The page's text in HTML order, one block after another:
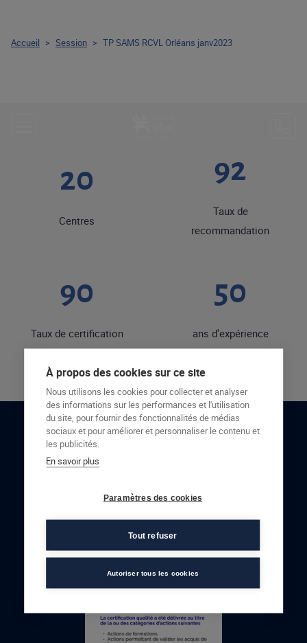
20
Centres
92
Taux de
recommandation
90
Taux de certification
50
ans d'expérience
RESTONS EN CONTACT
Accueil > Session > TP SAMS RCVL Orléans janv2023
À propos des cookies sur ce site
Nous utilisons les cookies pour collecter et analyser
des informations sur les performances et l'utilisation
du site, pour fournir des fonctionnalités de médias
sociaux et pour améliorer et personnaliser le contenu et
les publicités.
En savoir plus
Paramètres des cookies
Tout refuser
Autoriser tous les cookies